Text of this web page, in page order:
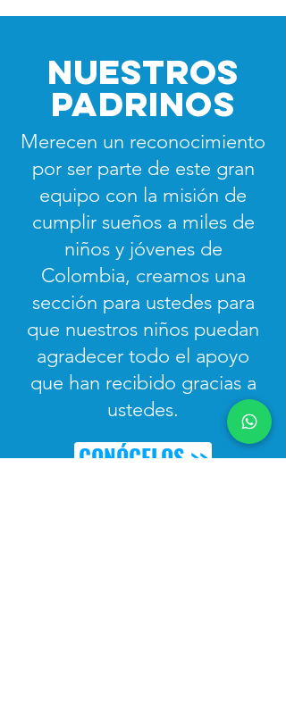
NUESTROS
PADRINOS
Merecen un reconocimiento
por ser parte de este gran
equipo con la misión de
cumplir sueños a miles de
niños y jóvenes de
Colombia, creamos una
sección para ustedes para
que nuestros niños puedan
agradecer todo el apoyo
que han recibido gracias a
ustedes.
CONÓCELOS >>